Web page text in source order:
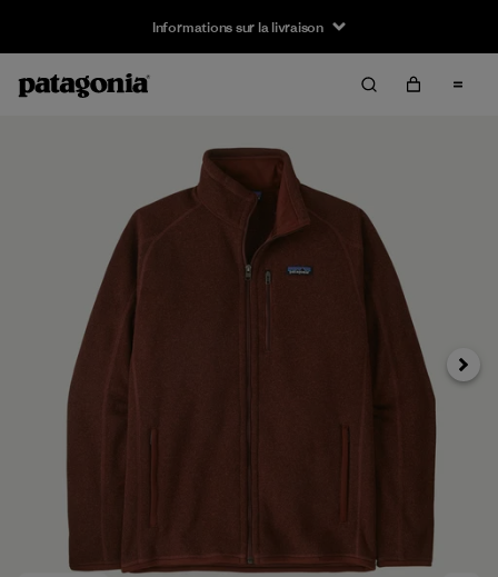
Informations sur la livraison